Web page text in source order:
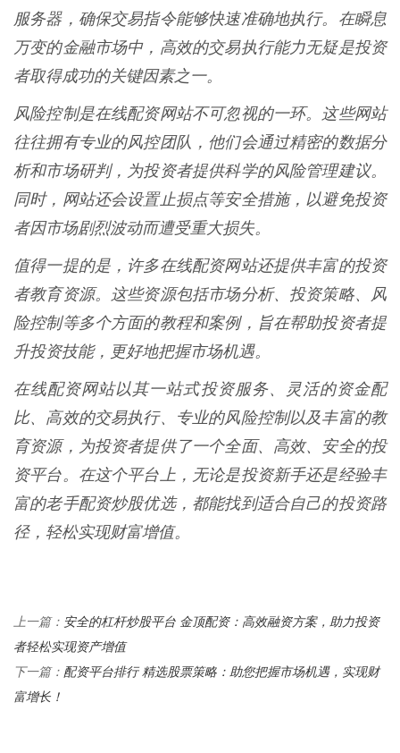
服务器，确保交易指令能够快速准确地执行。在瞬息
万变的金融市场中，高效的交易执行能力无疑是投资
者取得成功的关键因素之一。
风险控制是在线配资网站不可忽视的一环。这些网站
往往拥有专业的风控团队，他们会通过精密的数据分
析和市场研判，为投资者提供科学的风险管理建议。
同时，网站还会设置止损点等安全措施，以避免投资
者因市场剧烈波动而遭受重大损失。
值得一提的是，许多在线配资网站还提供丰富的投资
者教育资源。这些资源包括市场分析、投资策略、风
险控制等多个方面的教程和案例，旨在帮助投资者提
升投资技能，更好地把握市场机遇。
在线配资网站以其一站式投资服务、灵活的资金配
比、高效的交易执行、专业的风险控制以及丰富的教
育资源，为投资者提供了一个全面、高效、安全的投
资平台。在这个平台上，无论是投资新手还是经验丰
富的老手配资炒股优选，都能找到适合自己的投资路
径，轻松实现财富增值。
上一篇： 安全的杠杆炒股平台 金顶配资：高效融资方案，助力投资
者轻松实现资产增值
下一篇： 配资平台排行 精选股票策略：助您把握市场机遇，实现财
富增长！